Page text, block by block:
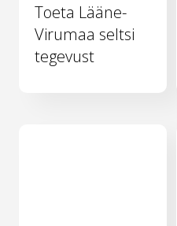
Toeta Lääne-
Virumaa seltsi
tegevust